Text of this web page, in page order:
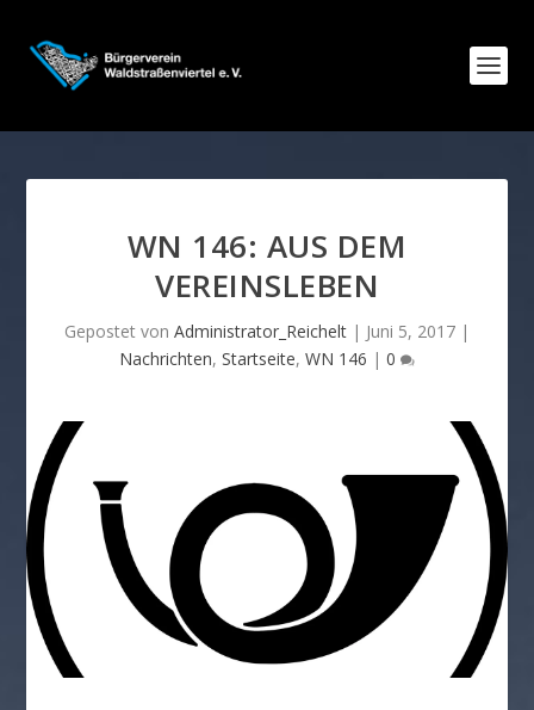
WN 146: AUS DEM
VEREINSLEBEN
Gepostet von Administrator_Reichelt | Juni 5, 2017 |
Nachrichten, Startseite, WN 146 | 0